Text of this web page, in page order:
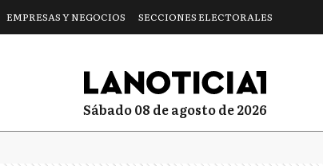
EMPRESAS Y NEGOCIOS SECCIONES ELECTORALES
sábado 08 de agosto de 2026